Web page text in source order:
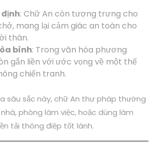
: Chữ An còn tượng trưng cho
mang lại cảm giác an toàn cho
thân.
bình: Trong văn hóa phương
gắn liền với ước vọng về một thế
chiến tranh.
sâu sắc này, chữ An thư pháp thường
phòng làm việc, hoặc dùng làm
tải thông điệp tốt lành.